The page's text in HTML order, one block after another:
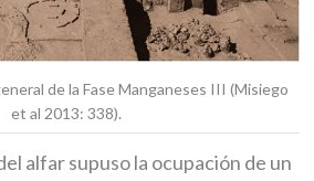
de la Fase Manganeses III (Misiego
et al 2013: 338).
alfar supuso la ocupación de un